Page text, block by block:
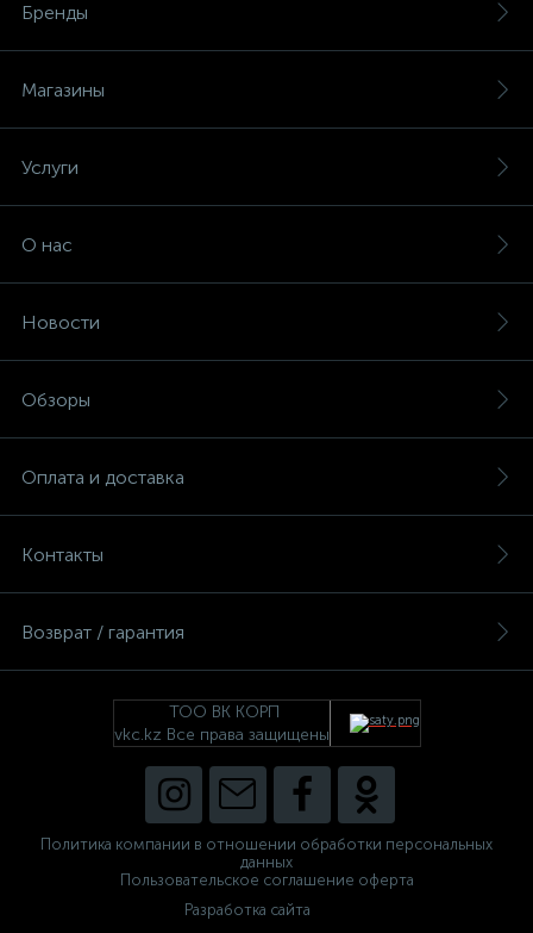
Бренды
Магазины
Услуги
О нас
Новости
Обзоры
Оплата и доставка
Контакты
Возврат / гарантия
ТОО ВК КОРП
vkc.kz Все права защищены
Политика компании в отношении обработки персональных
данных
Пользовательское соглашение оферта
Разработка сайта